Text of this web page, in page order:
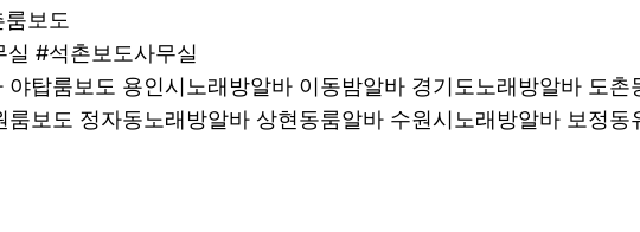
보도
#석촌보도사무실
탑룸보도 용인시노래방알바 이동밤알바 경기도노래방알바 도
보도 정자동노래방알바 상현동룸알바 수원시노래방알바 보정동